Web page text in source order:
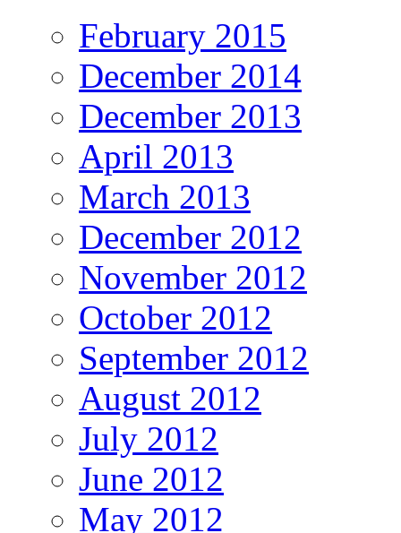
February 2015
December 2014
December 2013
April 2013
March 2013
December 2012
November 2012
October 2012
September 2012
August 2012
July 2012
June 2012
May 2012